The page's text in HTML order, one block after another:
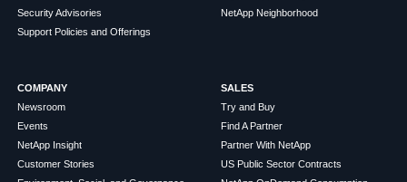
Security Advisories
Support Policies and Offerings
NetApp Neighborhood
COMPANY
Newsroom
Events
NetApp Insight
Customer Stories
SALES
Try and Buy
Find A Partner
Partner With NetApp
US Public Sector Contracts